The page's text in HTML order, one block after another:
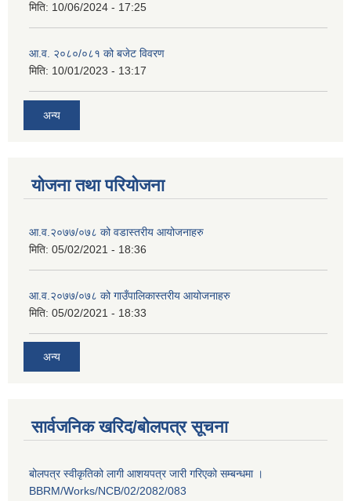
मिति: 10/06/2024 - 17:25
आ.व. २०८०/०८१ को बजेट विवरण
मिति: 10/01/2023 - 13:17
अन्य
योजना तथा परियोजना
आ.व.२०७७/०७८ को वडास्तरीय आयोजनाहरु
मिति: 05/02/2021 - 18:36
आ.व.२०७७/०७८ को गाउँपालिकास्तरीय आयोजनाहरु
मिति: 05/02/2021 - 18:33
अन्य
सार्वजनिक खरिद/बोलपत्र सूचना
बोलपत्र स्वीकृतिको लागी आशयपत्र जारी गरिएको सम्बन्धमा ।
BBRM/Works/NCB/02/2082/083